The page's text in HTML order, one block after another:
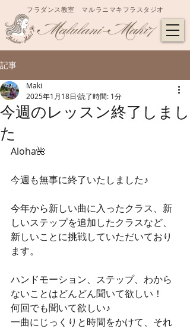
フラダンス教室 マルラニマキフラスタジオ
記事
今週のレッスン終了しまし
た
Maki
2025年1月18日 読了時間: 1分
Aloha🌺
今週も無事に終了いたしました♪
今年から新しい曲に入ったクラス、新
しいステップを追加したクラスなど、
新しいことに挑戦していただいており
ます。
ハンドモーション、ステップ、わから
ないことはどんどん聞いて欲しい！
何回でも聞いて欲しい♪
一曲にじっくりと時間をかけて、それ